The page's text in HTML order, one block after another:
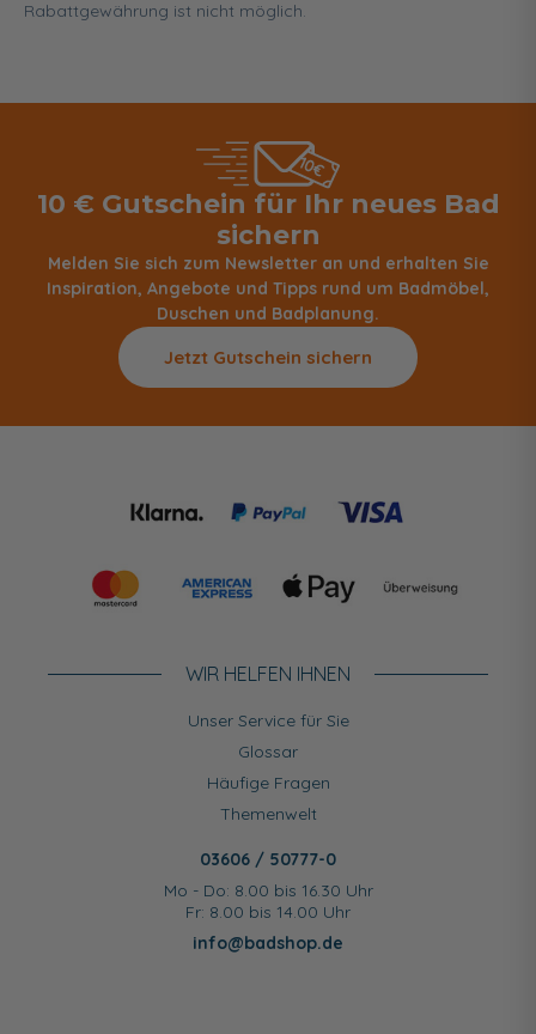
Rabattgewährung ist nicht möglich.
10 € Gutschein für Ihr neues Bad
sichern
Melden Sie sich zum Newsletter an und erhalten Sie
Inspiration, Angebote und Tipps rund um Badmöbel,
Duschen und Badplanung.
Jetzt Gutschein sichern
WIR HELFEN IHNEN
Unser Service für Sie
Glossar
Häufige Fragen
Themenwelt
03606 / 50777-0
Mo - Do: 8.00 bis 16.30 Uhr
Fr: 8.00 bis 14.00 Uhr
info@badshop.de